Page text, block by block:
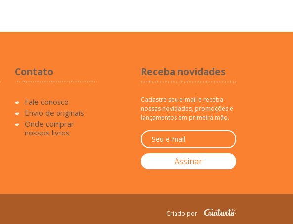
Contato
Fale conosco
Envio de originais
Onde comprar
nossos livros
Receba novidades
Cadastre seu e-mail e receba
nossas novidades, promoções e
lançamentos em primeira mão.
Criado por